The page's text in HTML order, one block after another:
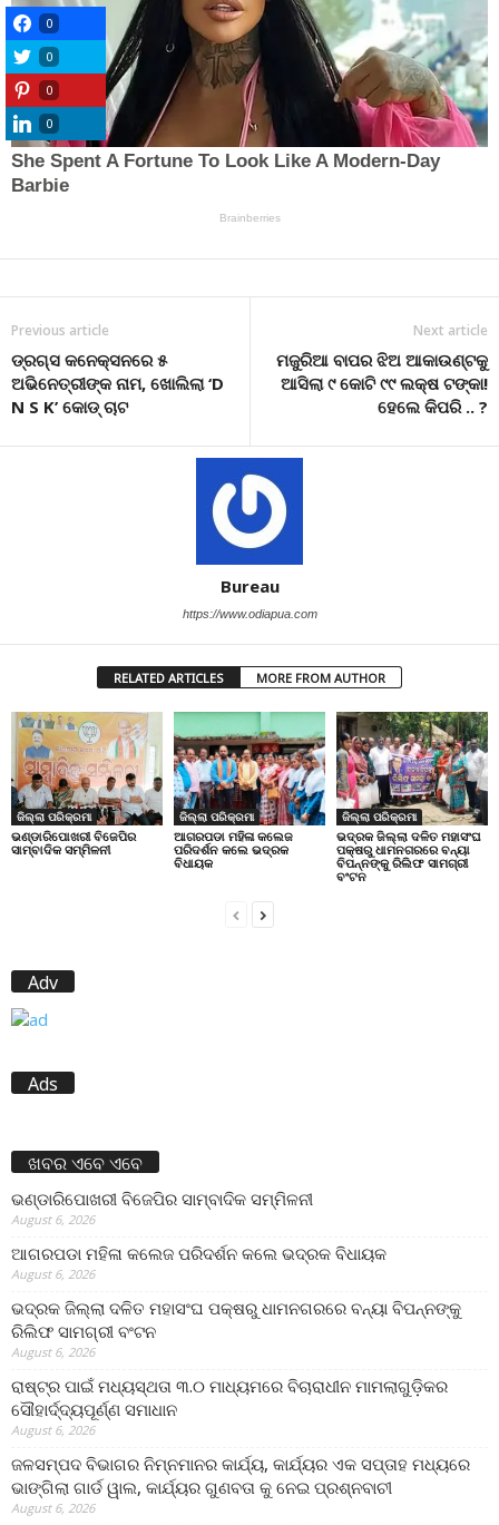
Previous article
ଡ୍ରଗ୍ସ କନେକ୍ସନରେ ୫
ଅଭିନେତ୍ରୀଙ୍କ ନାମ, ଖୋଲିଲା ‘D
N S K’ କୋଡ୍ ଚାଟ
Next article
ମଜୁରିଆ ବାପର ଝିଅ ଆକାଉଣ୍ଟକୁ
ଆସିଲା ୯ କୋଟି ୯୯ ଲକ୍ଷ ଟଙ୍କା!
ହେଲେ କିପରି .. ?
Bureau
https://www.odiapua.com
RELATED ARTICLES MORE FROM AUTHOR
ଜିଲ୍ଲା ପରିକ୍ରମା
ଭଣ୍ଡାରିପୋଖରୀ ବିଜେପିର
ସାମ୍ବାଦିକ ସମ୍ମିଳନୀ
ଜିଲ୍ଲା ପରିକ୍ରମା
ଆଗରପଡା ମହିଳା କଲେଜ
ପରିଦର୍ଶନ କଲେ ଭଦ୍ରକ
ବିଧାୟକ
ଜିଲ୍ଲା ପରିକ୍ରମା
ଭଦ୍ରକ ଜିଲ୍ଲା ଦଳିତ ମହାସଂଘ
ପକ୍ଷରୁ ଧାମନଗରରେ ବନ୍ୟା
ବିପନ୍ନଙ୍କୁ ରିଲିଫ ସାମଗ୍ରୀ
ବଂଟନ
Adv
Ads
ଖବର ଏବେ ଏବେ
ଭଣ୍ଡାରିପୋଖରୀ ବିଜେପିର ସାମ୍ବାଦିକ ସମ୍ମିଳନୀ
August 6, 2026
ଆଗରପଡା ମହିଳା କଲେଜ ପରିଦର୍ଶନ କଲେ ଭଦ୍ରକ ବିଧାୟକ
August 6, 2026
ଭଦ୍ରକ ଜିଲ୍ଲା ଦଳିତ ମହାସଂଘ ପକ୍ଷରୁ ଧାମନଗରରେ ବନ୍ୟା ବିପନ୍ନଙ୍କୁ
ରିଲିଫ ସାମଗ୍ରୀ ବଂଟନ
August 6, 2026
ରାଷ୍ଟ୍ର ପାଇଁ ମଧ୍ୟସ୍ଥତା ୩.୦ ମାଧ୍ୟମରେ ବିଚାରାଧୀନ ମାମଲାଗୁଡ଼ିକର
ସୌହାର୍ଦ୍ଦ୍ୟପୂର୍ଣ୍ଣ ସମାଧାନ
August 6, 2026
ଜଳସମ୍ପଦ ବିଭାଗର ନିମ୍ନମାନର କାର୍ଯ୍ୟ, କାର୍ଯ୍ୟର ଏକ ସପ୍ତାହ ମଧ୍ୟରେ
ଭାଙ୍ଗିଲା ଗାର୍ଡ ୱାଲ, କାର୍ଯ୍ୟର ଗୁଣବତା କୁ ନେଇ ପ୍ରଶ୍ନବାଚୀ
August 6, 2026
0
0
0
0